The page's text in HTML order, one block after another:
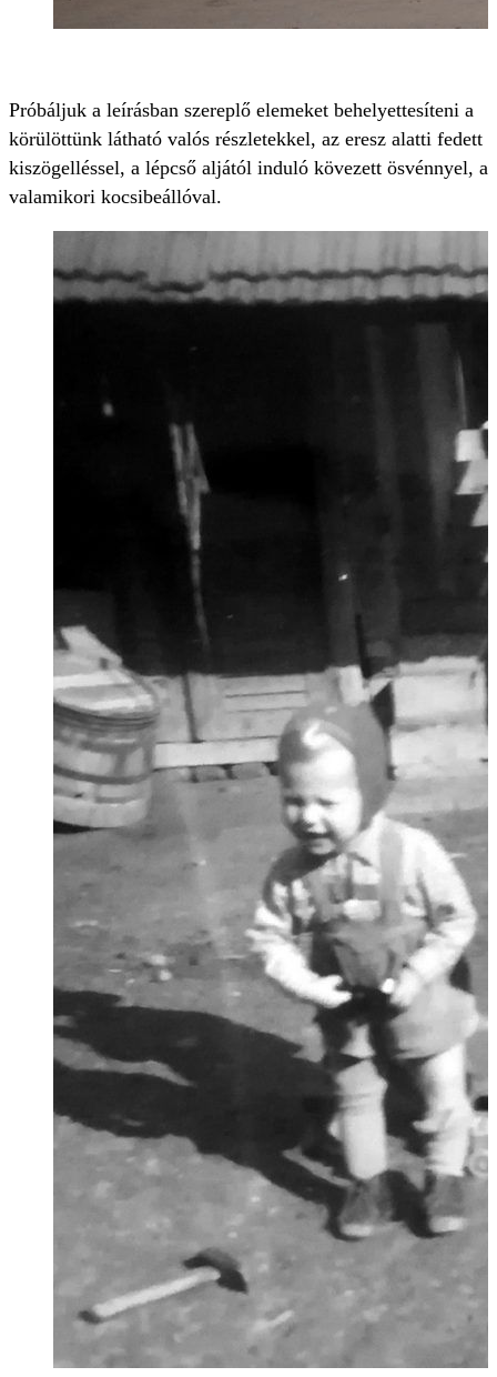
Próbáljuk a leírásban szereplő elemeket behelyettesíteni a
körülöttünk látható valós részletekkel, az eresz alatti fedett
kiszögelléssel, a lépcső aljától induló kövezett ösvénnyel, a
valamikori kocsibeállóval.